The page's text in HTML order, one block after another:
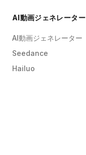
AI動画ジェネレーター
AI動画ジェネレーター
Seedance
Hailuo